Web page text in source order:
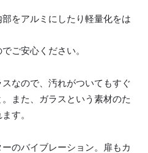
をアルミにしたり軽量化をは
ご安心ください。
なので、汚れがついてもすぐ
また、ガラスという素材のた
す。
のバイブレーション。扉もカ